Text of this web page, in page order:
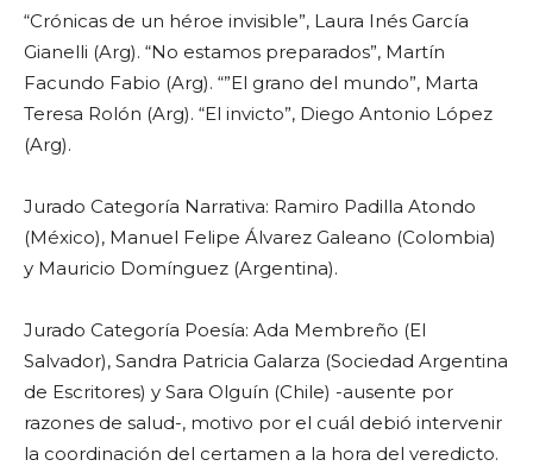
“Crónicas de un héroe invisible”, Laura Inés García
Gianelli (Arg). “No estamos preparados”, Martín
Facundo Fabio (Arg). “”El grano del mundo”, Marta
Teresa Rolón (Arg). “El invicto”, Diego Antonio López
(Arg).
Jurado Categoría Narrativa: Ramiro Padilla Atondo
(México), Manuel Felipe Álvarez Galeano (Colombia)
y Mauricio Domínguez (Argentina).
Jurado Categoría Poesía: Ada Membreño (El
Salvador), Sandra Patricia Galarza (Sociedad Argentina
de Escritores) y Sara Olguín (Chile) -ausente por
razones de salud-, motivo por el cuál debió intervenir
la coordinación del certamen a la hora del veredicto.